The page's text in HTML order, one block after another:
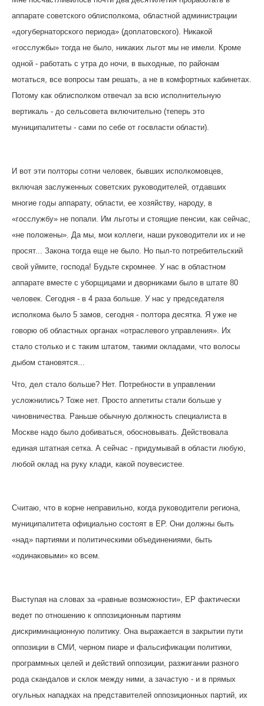
аппарате советского облисполкома, областной администрации
«догубернаторского периода» (доплатовского). Никакой
«госслужбы» тогда не было, никаких льгот мы не имели. Кроме
одной - работать с утра до ночи, в выходные, по районам
мотаться, все вопросы там решать, а не в комфортных кабинетах.
Потому как облисполком отвечал за всю исполнительную
вертикаль - до сельсовета включительно (теперь это
муниципалитеты - сами по себе от госвласти области).
И вот эти полторы сотни человек, бывших исполкомовцев,
включая заслуженных советских руководителей, отдавших
многие годы аппарату, области, ее хозяйству, народу, в
«госслужбу» не попали. Им льготы и стоящие пенсии, как сейчас,
«не положены». Да мы, мои коллеги, наши руководители их и не
просят... Закона тогда еще не было. Но пыл-то потребительский
свой уймите, господа! Будьте скромнее. У нас в областном
аппарате вместе с уборщицами и дворниками было в штате 80
человек. Сегодня - в 4 раза больше. У нас у председателя
исполкома было 5 замов, сегодня - полтора десятка. Я уже не
говорю об областных органах «отраслевого управления». Их
стало столько и с таким штатом, такими окладами, что волосы
дыбом становятся...
Что, дел стало больше? Нет. Потребности в управлении
усложнились? Тоже нет. Просто аппетиты стали больше у
чиновничества. Раньше обычную должность специалиста в
Москве надо было добиваться, обосновывать. Действовала
единая штатная сетка. А сейчас - придумывай в области любую,
любой оклад на руку клади, какой поувесистее.
Считаю, что в корне неправильно, когда руководители региона,
муниципалитета официально состоят в ЕР. Они должны быть
«над» партиями и политическими объединениями, быть
«одинаковыми» ко всем.
Выступая на словах за «равные возможности», ЕР фактически
ведет по отношению к оппозиционным партиям
дискриминационную политику. Она выражается в закрытии пути
оппозиции в СМИ, черном пиаре и фальсификации политики,
программных целей и действий оппозиции, разжигании разного
рода скандалов и склок между ними, а зачастую - и в прямых
огульных нападках на представителей оппозиционных партий, их